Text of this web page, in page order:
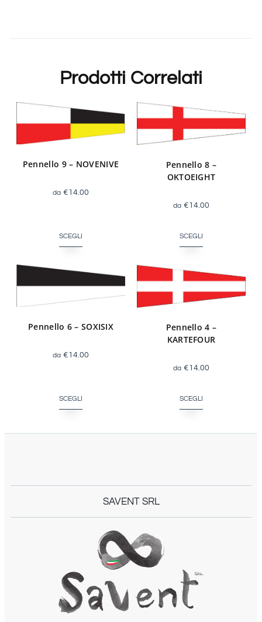
Prodotti Correlati
Pennello 9 – NOVENIVE
€ 14.00
SCEGLI
Pennello 8 –
OKTOEIGHT
€ 14.00
SCEGLI
Pennello 6 – SOXISIX
€ 14.00
SCEGLI
Pennello 4 –
KARTEFOUR
€ 14.00
SCEGLI
SAVENT SRL